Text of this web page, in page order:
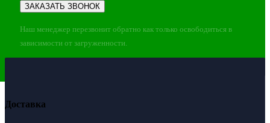
Наш менеджер перезвонит обратно как только освободиться в
зависимости от загруженности.
Доставка